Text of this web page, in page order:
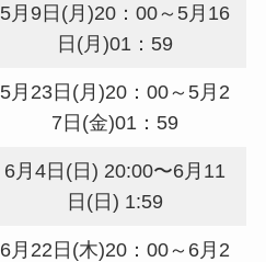
5月9日(月)20：00～5月16
日(月)01：59
5月23日(月)20：00～5月2
7日(金)01：59
6月4日(日) 20:00〜6月11
日(日) 1:59
6月22日(木)20：00～6月2